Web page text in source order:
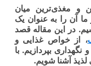
و مغذی‌ترین میان
آن را به عنوان یک
در این مقاله قصد
، از خواص غذایی و
بپردازیم. با
لذیذ آشنا شویم.